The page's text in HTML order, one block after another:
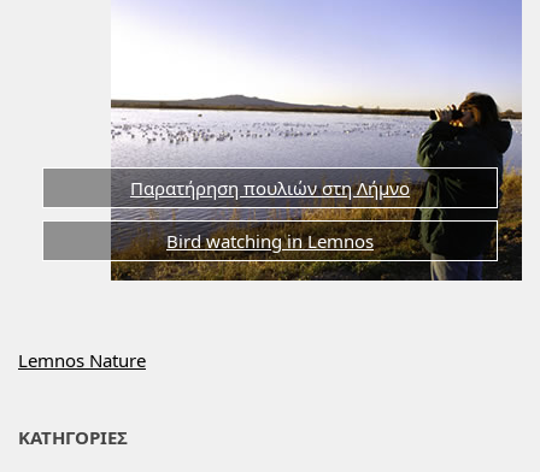
Παρατήρηση πουλιών στη Λήμνο
Bird watching in Lemnos
Lemnos Nature
ΚΑΤΗΓΟΡΙΕΣ